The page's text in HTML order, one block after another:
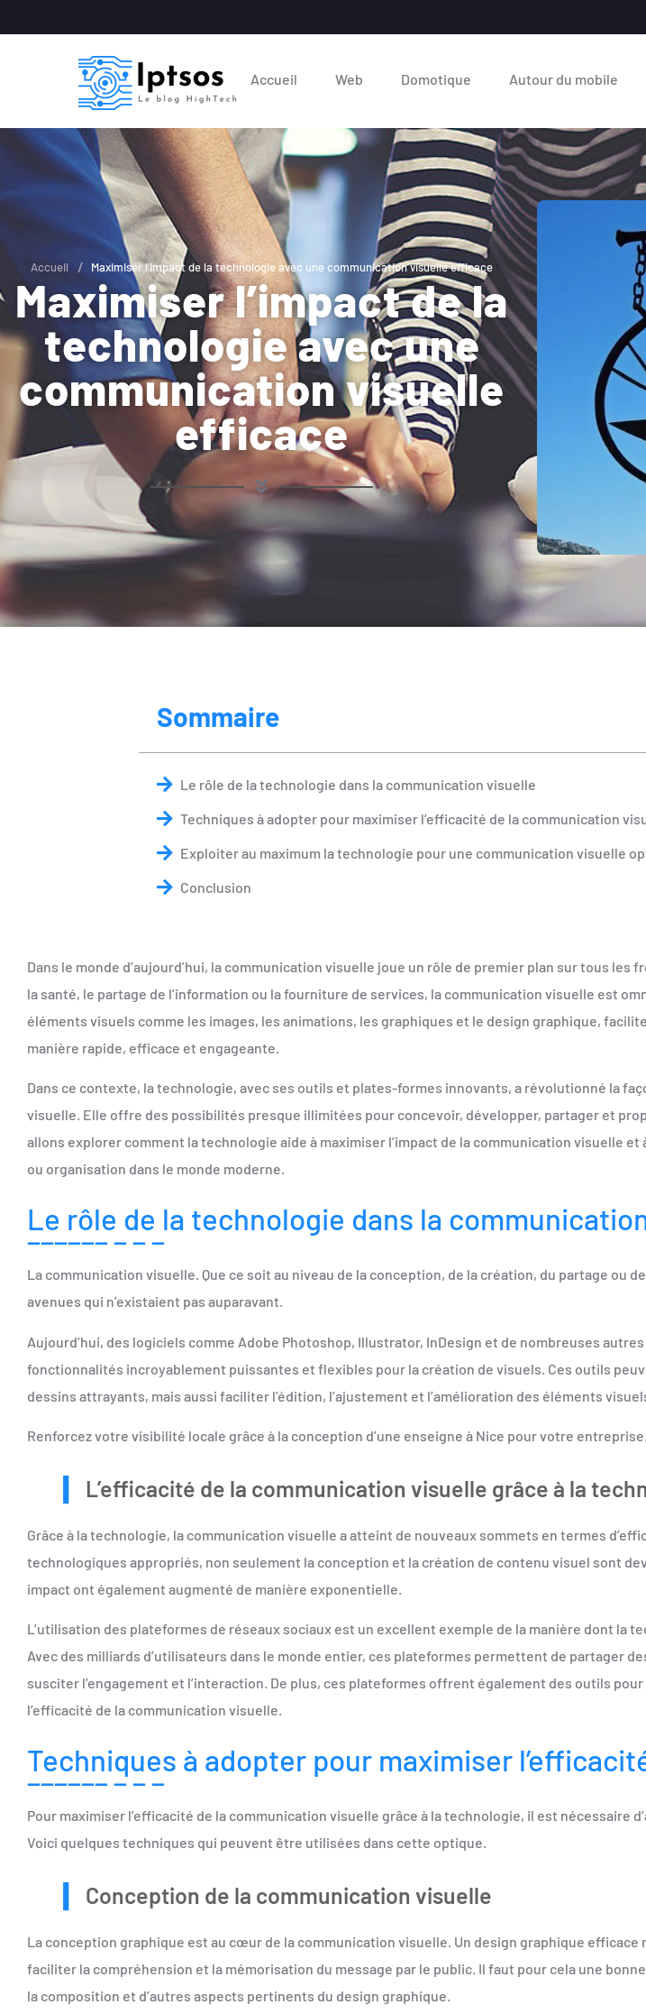
Accueil Web Domotique Autour du mobile
Accueil / Maximiser l’impact de la technologie avec une communication visuelle efficace
Maximiser l’impact de la
technologie avec une
communication visuelle
efficace
Sommaire
Le rôle de la technologie dans la communication visuelle
Techniques à adopter pour maximiser l’efficacité de la communication
Exploiter au maximum la technologie pour une communication visuelle
Conclusion
Dans le monde d’aujourd’hui, la communication visuelle joue un rôle de premier plan sur tous les
la santé, le partage de l’information ou la fourniture de services, la communication visuelle est
éléments visuels comme les images, les animations, les graphiques et le design graphique,
manière rapide, efficace et engageante.
Dans ce contexte, la technologie, avec ses outils et plates-formes innovants, a révolutionné la
visuelle. Elle offre des possibilités presque illimitées pour concevoir, développer, partager et
allons explorer comment la technologie aide à maximiser l’impact de la communication visuelle
ou organisation dans le monde moderne.
Le rôle de la technologie dans la
La communication visuelle. Que ce soit au niveau de la conception, de la création, du partage ou
avenues qui n’existaient pas auparavant.
Aujourd’hui, des logiciels comme Adobe Photoshop, Illustrator, InDesign et de nombreuses
fonctionnalités incroyablement puissantes et flexibles pour la création de visuels. Ces outils
dessins attrayants, mais aussi faciliter l’édition, l’ajustement et l’amélioration des éléments
Renforcez votre visibilité locale grâce à la conception d’une enseigne à Nice pour votre
L’efficacité de la communication visuelle grâce à la
Grâce à la technologie, la communication visuelle a atteint de nouveaux sommets en termes
technologiques appropriés, non seulement la conception et la création de contenu visuel sont
impact ont également augmenté de manière exponentielle.
L’utilisation des plateformes de réseaux sociaux est un excellent exemple de la manière dont la
Avec des milliards d’utilisateurs dans le monde entier, ces plateformes permettent de partager
susciter l’engagement et l’interaction. De plus, ces plateformes offrent également des outils
l’efficacité de la communication visuelle.
Techniques à adopter pour maximiser
Pour maximiser l’efficacité de la communication visuelle grâce à la technologie, il est nécessaire
Voici quelques techniques qui peuvent être utilisées dans cette optique.
Conception de la communication visuelle
La conception graphique est au cœur de la communication visuelle. Un design graphique
faciliter la compréhension et la mémorisation du message par le public. Il faut pour cela une
la composition et d’autres aspects pertinents du design graphique.